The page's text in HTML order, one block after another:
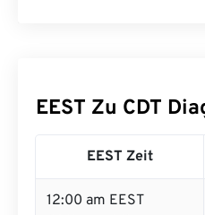
EEST Zu CDT
EEST Zeit
12:00 am EEST